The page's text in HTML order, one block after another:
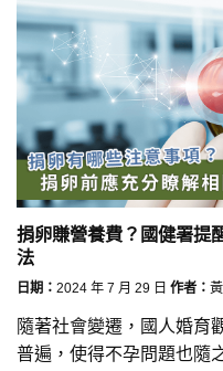
捐卵賺營養費？國健署提
法
日期： 2024 年 7 月 29 日 作者：
隨著社會變遷，國人婚育
普遍，使得不孕問題也隨